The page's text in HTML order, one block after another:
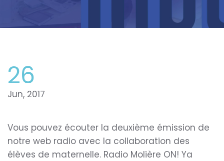
26
Jun, 2017
Vous pouvez écouter la deuxième émission de
notre web radio avec la collaboration des
élèves de maternelle. Radio Molière ON! Ya